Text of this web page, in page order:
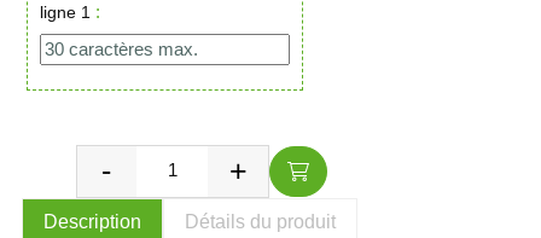
ligne 1 :
Description Détails du produit